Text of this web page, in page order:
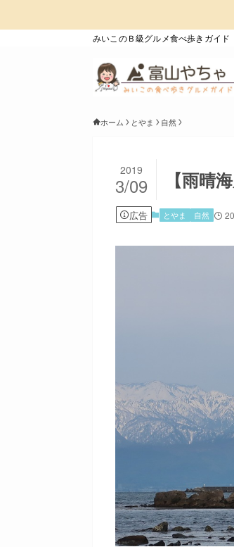
みいこのＢ級グルメ食べ歩きガイド
ホーム とやま 自然
【雨晴
2019
3/09
広告 とやま 自然